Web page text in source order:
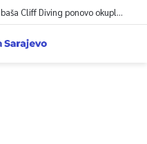
Sarajevo u znaku spektakla: Bentbaša Cliff Diving ponovo okuplja najbolje skakače i vrhunsku zabavu